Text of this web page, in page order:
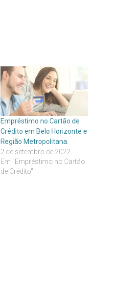
Empréstimo no Cartão de
Crédito em Belo Horizonte e
Região Metropolitana.
2 de setembro de 2022
Em "Empréstimo no Cartão
de Crédito"